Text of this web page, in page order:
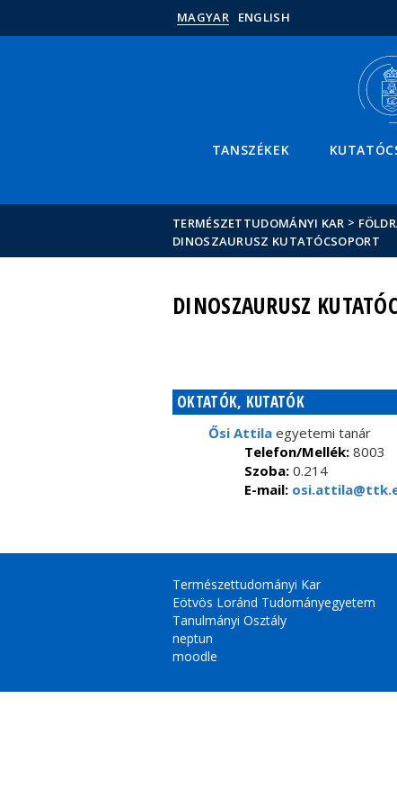
MAGYAR ENGLISH
TANSZÉKEK
TERMÉSZETTUDOMÁNYI KAR >
DINOSZAURUSZ KUTATÓCSOPORT
DINOSZAURUSZ
OKTATÓK, KUTATÓK
Ősi Attila egyetemi tanár
Telefon/Mellék: 8003
Szoba: 0.214
E-mail:
Természettudományi Kar
Eötvös Loránd Tudományegyetem
Tanulmányi Osztály
neptun
moodle